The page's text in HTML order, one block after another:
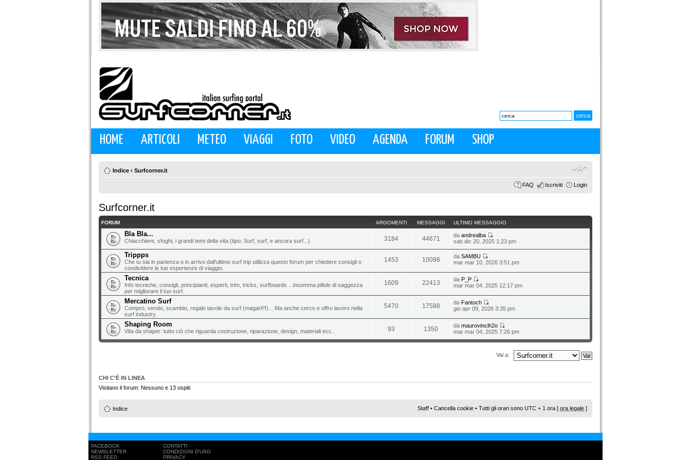
HOME ARTICOLI METEO VIAGGI FOTO VIDEO AGENDA FORUM SHOP
Indice ‹ Surfcorner.it
FAQ Iscriviti Login
Surfcorner.it
FORUM ARGOMENTI MESSAGGI ULTIMO MESSAGGIO
Bla Bla...
Chiacchiere, sfoghi, i grandi temi della vita (tipo: Surf, surf, e ancora surf...) 3184 44671 da andrealba
sab dic 20, 2025 1:23 pm
Trippps
Che tu sia in partenza o in arrivo dall'ultimo surf trip utilizza questo forum per chiedere consigli o
condividere le tue esperienze di viaggio.
1453 10098 da SAMBU
mar mar 10, 2026 3:51 pm
Tecnica
Info tecniche, consigli, principianti, esperti, trim, tricks, surfboards ...insomma pillole di saggezza
per migliorare il tuo surf.
1609 22413 da P_P
mar mar 04, 2025 12:17 pm
Mercatino Surf
Compro, vendo, scambio, regalo tavole da surf (magari!!!)... Ma anche cerco e offro lavoro nella
surf industry.
5470 17588 da Fantoch
gio apr 09, 2026 3:35 pm
Shaping Room
Vita da shaper: tutto ciò che riguarda costruzione, riparazione, design, materiali ecc.. 93 1350 da maurovincih2o
mar mar 04, 2025 7:26 pm
Vai a:
CHI C’È IN LINEA
Visitano il forum: Nessuno e 13 ospiti
Indice Staff • Cancella cookie • Tutti gli orari sono UTC + 1 ora [ ora legale ]
FACEBOOK
NEWSLETTER
RSS FEED
CONTATTI
CONDIZIONI D'USO
PRIVACY